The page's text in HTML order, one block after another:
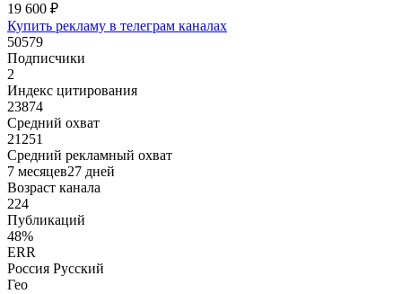
19 600 ₽
Купить рекламу в телеграм каналах
50579
Подписчики
2
Индекс цитирования
23874
Средний охват
21251
Средний рекламный охват
7 месяцев27 дней
Возраст канала
224
Публикаций
48%
ERR
Россия Русский
Гео